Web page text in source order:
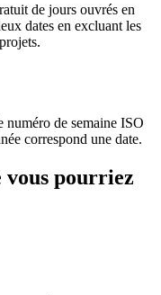
de jours ouvrés en
dates en excluant les
numéro de semaine ISO
correspond une date.
vous pourriez